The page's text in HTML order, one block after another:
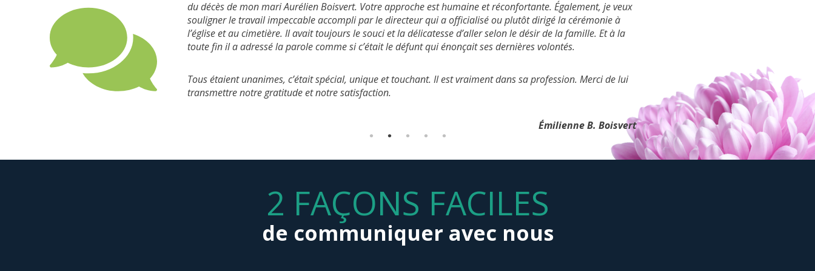
famille.
Karine et Nicole
du décès de mon mari Aurélien Boisvert. Votre approche est humaine et réconfortante. Également, je veux
souligner le travail impeccable accompli par le directeur qui a officialisé ou plutôt dirigé la cérémonie à
l’église et au cimetière. Il avait toujours le souci et la délicatesse d’aller selon le désir de la famille. Et à la
toute fin il a adressé la parole comme si c’était le défunt qui énonçait ses dernières volontés.
Tous étaient unanimes, c’était spécial, unique et touchant. Il est vraiment dans sa profession. Merci de lui
transmettre notre gratitude et notre satisfaction.
Émilienne B. Boisvert
famille lors des obsèques de ma mère Claire Davidson. Dès notre première rencontre vous avez été à notre
écoute et vous avez su comprendre l’essentiel de notre démarche. Merci à vous qui avez la tâche ingrate de
parler de la réalité et d’argent. Durant la journée de vendredi l’équipe en place a été d’une discrétion
exemplaire et tout aussi efficace. Merci à toutes les personnes présentes. Vous nous avez permis de vivre
stress et enlevez un énorme poids sur nos épaules en ce moment éprouvant.
Famille Ullhorn
l’ambiance, et j’en passe et que dire de la célébrante Suzie Prénovost une personne merveilleuse et
humaine. Merci ma belle-famille d’amour Bon voyage papa, pour toujours dans nos pensées et nos
coeurs.
2 FAÇONS FACILES
de communiquer avec nous